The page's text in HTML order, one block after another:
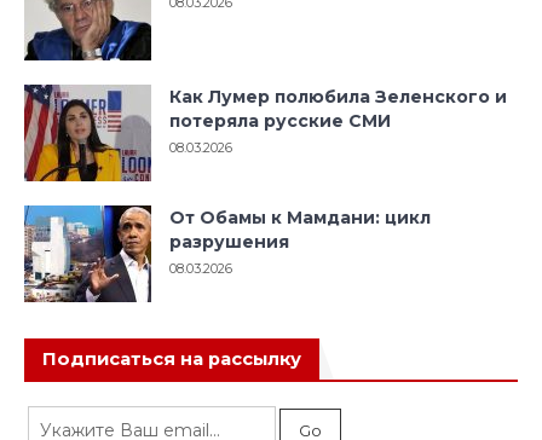
Как Лумер полюбила Зеленского и
потеряла русские СМИ
08.03.2026
От Обамы к Мамдани: цикл
разрушения
08.03.2026
Подписаться на рассылку